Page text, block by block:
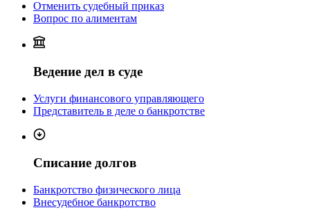
Отменить судебный приказ
Вопрос по алиментам
Ведение дел в суде
Услуги финансового управляющего
Представитель в деле о банкротстве
Списание долгов
Банкротство физического лица
Внесудебное банкротство